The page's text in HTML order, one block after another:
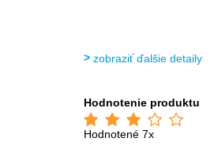
zobraziť ďalšie detaily
Hodnotenie produktu
Hodnotené 7x